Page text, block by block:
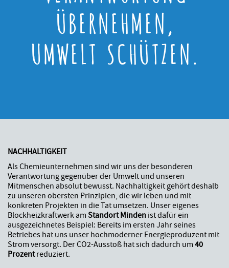
ÜBERNEHMEN,
UMWELT SCHÜTZEN.
NACHHALTIGKEIT
Als Chemieunternehmen sind wir uns der besonderen
Verantwortung gegenüber der Umwelt und unseren
Mitmenschen absolut bewusst. Nachhaltigkeit gehört deshalb
zu unseren obersten Prinzipien, die wir leben und mit
konkreten Projekten in die Tat umsetzen. Unser eigenes
Blockheizkraftwerk am Standort Minden ist dafür ein
ausgezeichnetes Beispiel: Bereits im ersten Jahr seines
Betriebes hat uns unser hochmoderner Energieproduzent mit
Strom versorgt. Der CO2-Ausstoß hat sich dadurch um 40
Prozentreduziert.